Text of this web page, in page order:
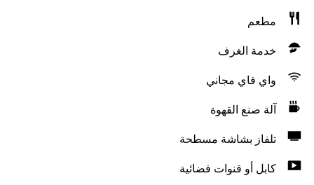
مطعم
خدمة الغرف
واي فاي مجاني
آلة صنع القهوة
تلفاز بشاشة مسطحة
كابل أو قنوات فضائية